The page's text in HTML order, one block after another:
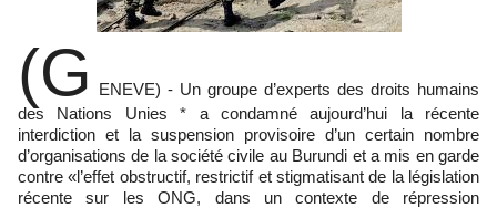
(G
ENEVE) - Un groupe d’experts des droits humains
des Nations Unies * a condamné aujourd’hui la récente
interdiction et la suspension provisoire d’un certain nombre
d’organisations de la société civile au Burundi et a mis en garde
contre «l’effet obstructif, restrictif et stigmatisant de la législation
récente sur les ONG, dans un contexte de répression